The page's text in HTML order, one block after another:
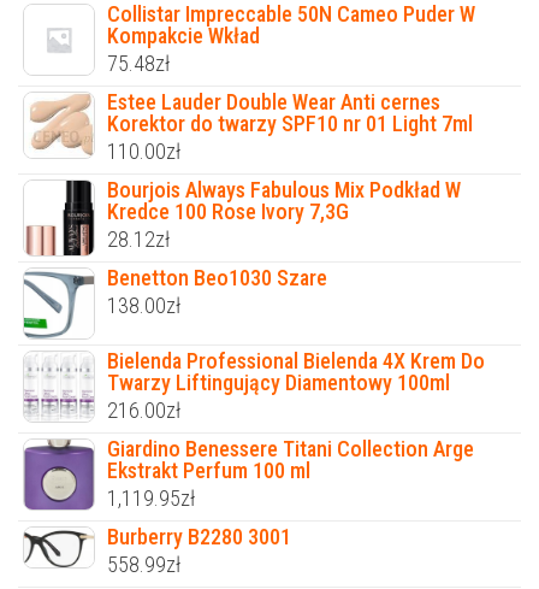
Collistar Impreccable 50N Cameo Puder W
Kompakcie Wkład
75.48zł
Estee Lauder Double Wear Anti cernes
Korektor do twarzy SPF10 nr 01 Light 7ml
110.00zł
Bourjois Always Fabulous Mix Podkład W
Kredce 100 Rose Ivory 7,3G
28.12zł
Benetton Beo1030 Szare
138.00zł
Bielenda Professional Bielenda 4X Krem Do
Twarzy Liftingujący Diamentowy 100ml
216.00zł
Giardino Benessere Titani Collection Arge
Ekstrakt Perfum 100 ml
1,119.95zł
Burberry B2280 3001
558.99zł